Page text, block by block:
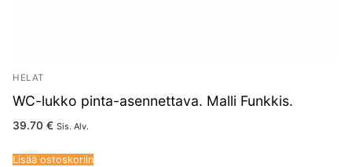
HELAT
WC-lukko pinta-asennettava. Malli Funkkis.
39.70 € Sis. Alv.
Lisää ostoskoriin